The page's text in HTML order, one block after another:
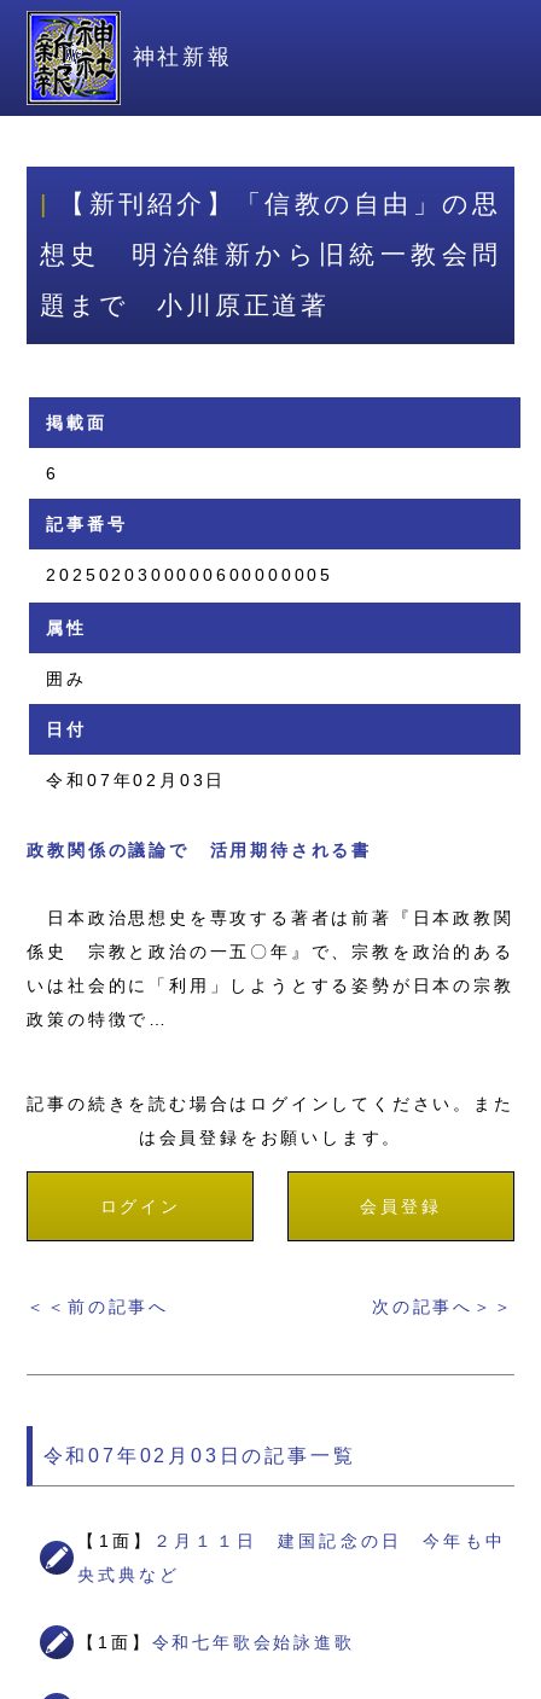
神社新報
【新刊紹介】「信教の自由」の思
想史 明治維新から旧統一教会問
題まで 小川原正道著
掲載面
6
記事番号
2025020300000600000005
属性
囲み
日付
令和07年02月03日
政教関係の議論で 活用期待される書
日本政治思想史を専攻する著者は前著『日本政教関
係史 宗教と政治の一五〇年』で、宗教を政治的ある
いは社会的に「利用」しようとする姿勢が日本の宗教
政策の特徴で…
記事の続きを読む場合はログインしてください。また
は会員登録をお願いします。
ログイン 会員登録
＜＜前の記事へ 次の記事へ＞＞
令和07年02月03日の記事一覧
【1面】
２月１１日 建国記念の日 今年も中
央式典など
【1面】 令和七年歌会始詠進歌